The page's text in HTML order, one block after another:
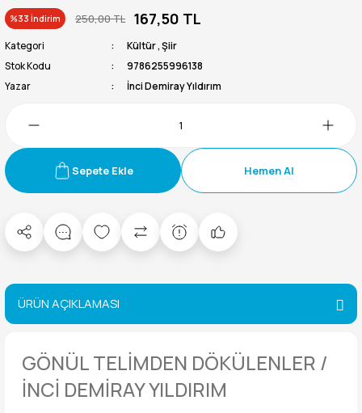
%33 İndirim 250,00 TL 167,50 TL
Kategori Kültür,Şiir
Stok Kodu
9786255996138
Yazar
İnci Demiray Yıldırım
Sepete Ekle Hemen Al
ÜRÜN AÇIKLAMASI
GÖNÜL TELİMDEN DÖKÜLENLER /
İNCİ DEMİRAY YILDIRIM